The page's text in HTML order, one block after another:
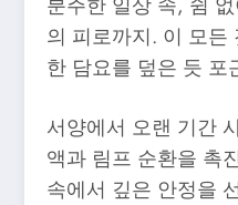
의 피로까지. 이 모든
한 담요를 덮은 듯
서양에서 오랜 기간
액과 림프 순환을 촉
속에서 깊은 안정을